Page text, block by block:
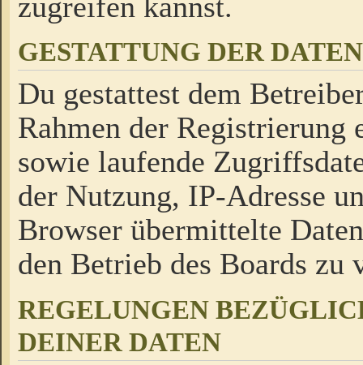
GESTATTUNG DER
Du gestattest dem
Rahmen der Registrierung
sowie laufende
der Nutzung, IP-Adresse
Browser übermittelte
den Betrieb des Boards zu
REGELUNGEN
DEINER DATEN